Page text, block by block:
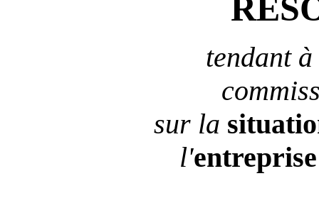
tendant
sur la
l'entreprise